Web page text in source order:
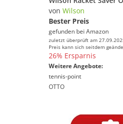
von Wilson
Bester Preis
gefunden bei Amazon
zuletzt überprüft am
Preis kann sich seitdem
26% Ersparnis
Weitere Angebote:
tennis-point
OTTO